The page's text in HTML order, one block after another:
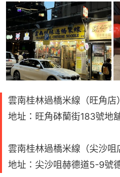
雲南桂林過橋米線（旺角店）
地址：旺角砵蘭街183號地
雲南桂林過橋米線（尖沙咀
地址：尖沙咀赫德道5-9號